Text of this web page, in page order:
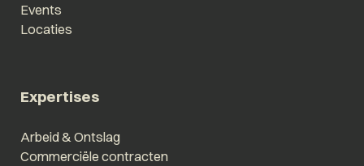
Events
Locaties
Expertises
Arbeid & Ontslag
Commerciële contracten